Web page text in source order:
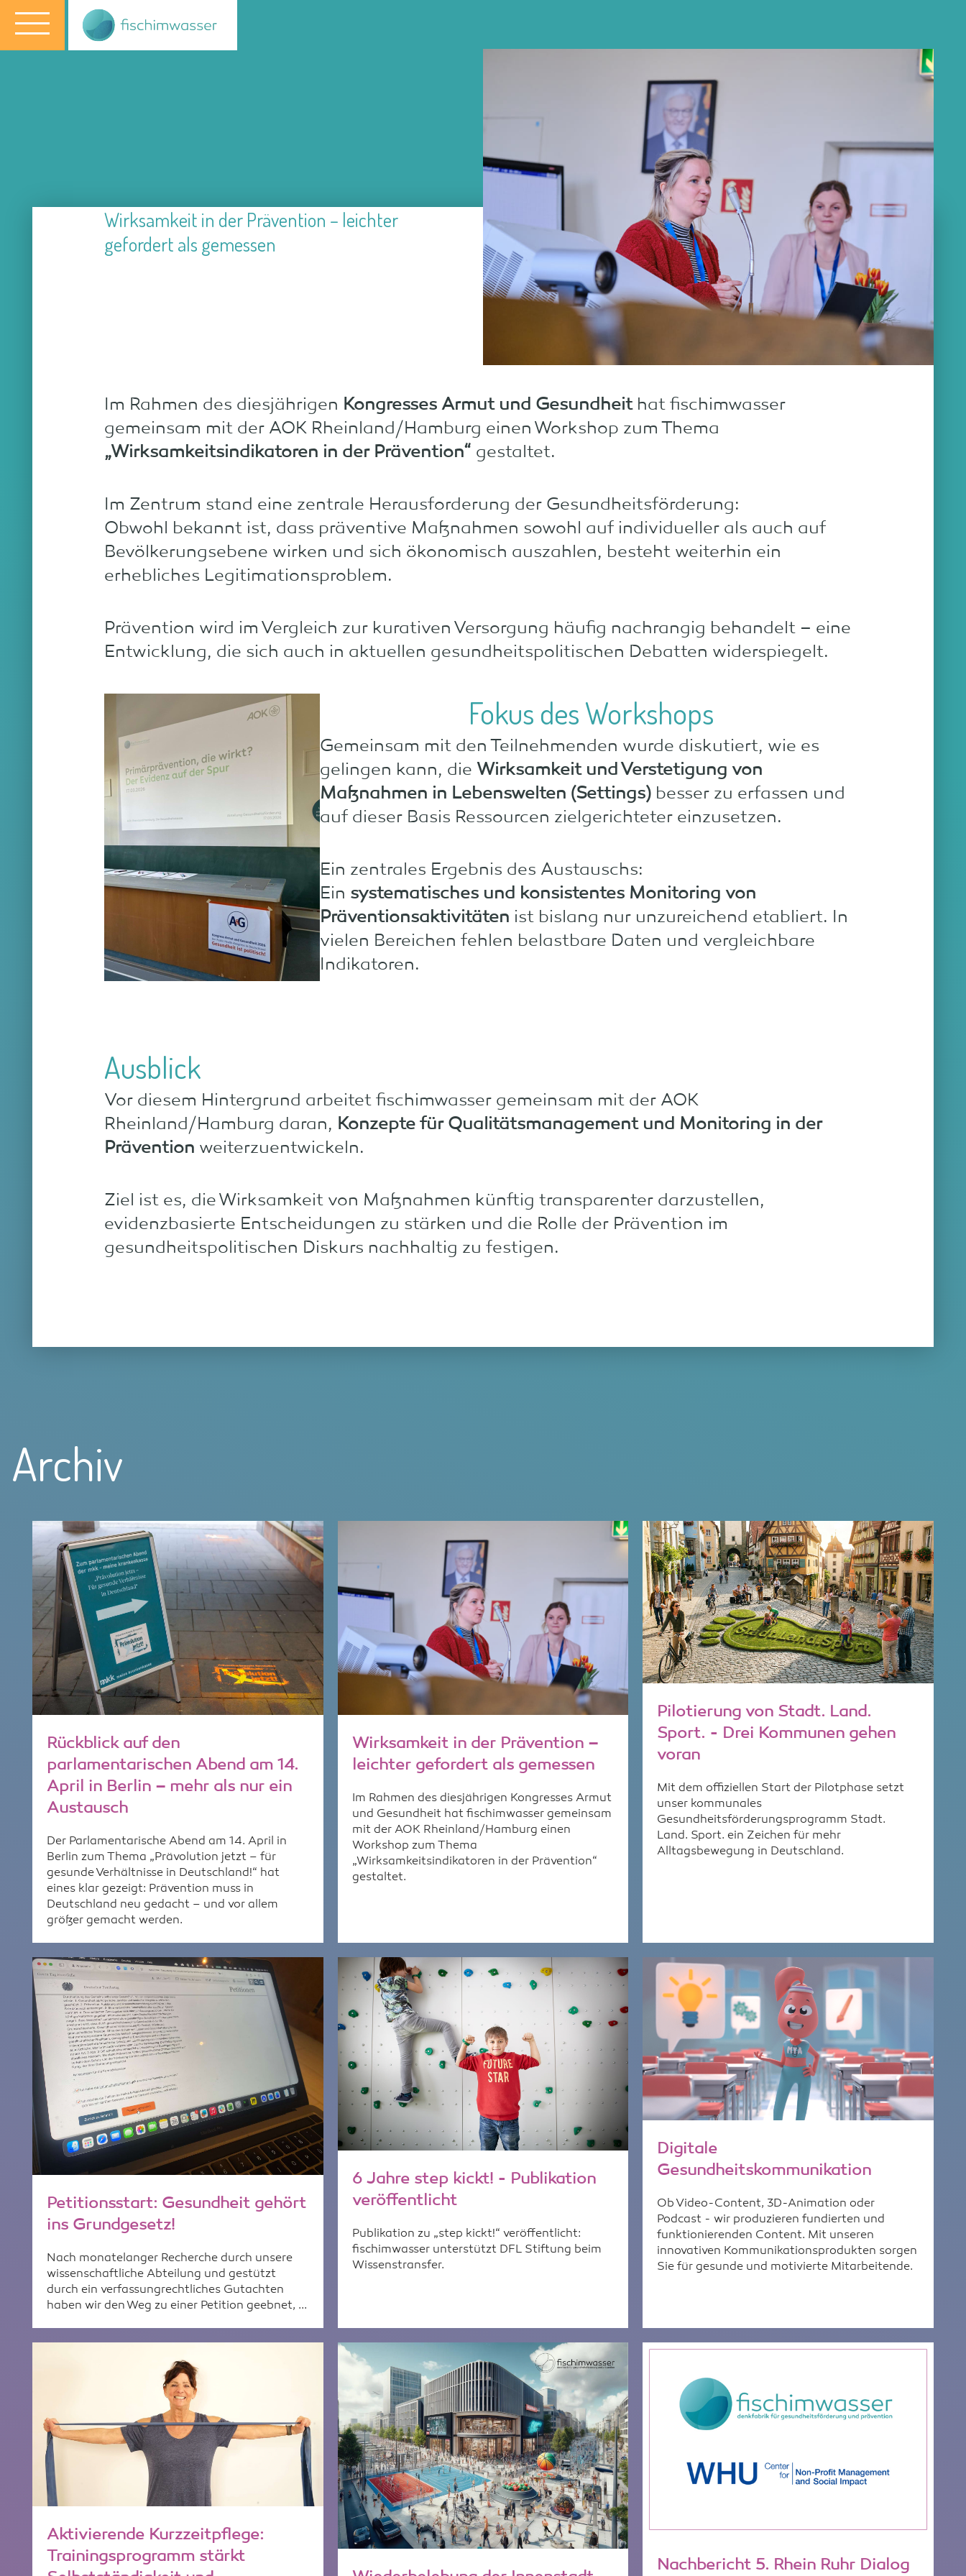
Wirksamkeit in der Prävention – leichter
gefordert als gemessen
Im Rahmen des diesjährigen Kongresses Armut und Gesundheithat fischimwasser
gemeinsam mit der AOK Rheinland/Hamburg einen Workshop zum Thema
„Wirksamkeitsindikatoren in der Prävention“ gestaltet.
Im Zentrum stand eine zentrale Herausforderung der Gesundheitsförderung:
Obwohl bekannt ist, dass präventive Maßnahmen sowohl auf individueller als auch auf
Bevölkerungsebene wirken und sich ökonomisch auszahlen, besteht weiterhin ein
erhebliches Legitimationsproblem.
Prävention wird im Vergleich zur kurativen Versorgung häufig nachrangig behandelt – eine
Entwicklung, die sich auch in aktuellen gesundheitspolitischen Debatten widerspiegelt.
Fokus des Workshops
Gemeinsam mit den Teilnehmenden wurde diskutiert, wie es
gelingen kann, die Wirksamkeit und Verstetigung von
Maßnahmen in Lebenswelten (Settings) besser zu erfassen und
auf dieser Basis Ressourcen zielgerichteter einzusetzen.
Ein zentrales Ergebnis des Austauschs:
Ein systematisches und konsistentes Monitoring von
Präventionsaktivitäten ist bislang nur unzureichend etabliert. In
vielen Bereichen fehlen belastbare Daten und vergleichbare
Indikatoren.
Ausblick
Vor diesem Hintergrund arbeitet fischimwasser gemeinsam mit der AOK
Rheinland/Hamburg daran, Konzepte für Qualitätsmanagement und Monitoring in der
Prävention weiterzuentwickeln.
Ziel ist es, die Wirksamkeit von Maßnahmen künftig transparenter darzustellen,
evidenzbasierte Entscheidungen zu stärken und die Rolle der Prävention im
gesundheitspolitischen Diskurs nachhaltig zu festigen.
Archiv
Rückblick auf den
parlamentarischen Abend am 14.
April in Berlin – mehr als nur ein
Austausch
Der Parlamentarische Abend am 14. April in
Berlin zum Thema „Prävolution jetzt – für
gesunde Verhältnisse in Deutschland!“ hat
eines klar gezeigt: Prävention muss in
Deutschland neu gedacht – und vor allem
größer gemacht werden.
Wirksamkeit in der Prävention –
leichter gefordert als gemessen
Im Rahmen des diesjährigen Kongresses Armut
und Gesundheit hat fischimwasser gemeinsam
mit der AOK Rheinland/Hamburg einen
Workshop zum Thema
„Wirksamkeitsindikatoren in der Prävention“
gestaltet.
Pilotierung von Stadt. Land.
Sport. - Drei Kommunen gehen
voran
Mit dem offiziellen Start der Pilotphase setzt
unser kommunales
Gesundheitsförderungsprogramm Stadt.
Land. Sport. ein Zeichen für mehr
Alltagsbewegung in Deutschland.
Petitionsstart: Gesundheit gehört
ins Grundgesetz!
Nach monatelanger Recherche durch unsere
wissenschaftliche Abteilung und gestützt
durch ein verfassungrechtliches Gutachten
haben wir den Weg zu einer Petition geebnet, ...
6 Jahre step kickt! - Publikation
veröffentlicht
Publikation zu „step kickt!“ veröffentlicht:
fischimwasser unterstützt DFL Stiftung beim
Wissenstransfer.
Digitale
Gesundheitskommunikation
Ob Video-Content, 3D-Animation oder
Podcast - wir produzieren fundierten und
funktionierenden Content. Mit unseren
innovativen Kommunikationsprodukten sorgen
Sie für gesunde und motivierte Mitarbeitende.
Aktivierende Kurzzeitpflege:
Trainingsprogramm stärkt
Nachbericht 5. Rhein Ruhr Dialog